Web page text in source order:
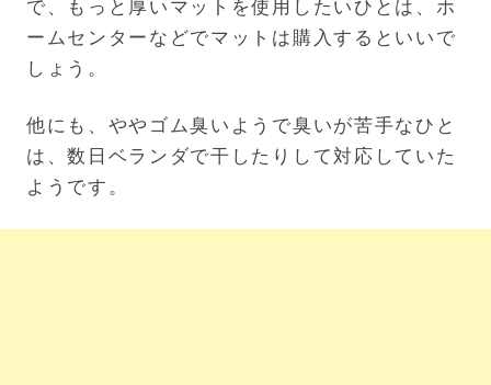
で、もっと厚いマットを使用したいひとは、ホ
ームセンターなどでマットは購入するといいで
しょう。
他にも、ややゴム臭いようで臭いが苦手なひと
は、数日ベランダで干したりして対応していた
ようです。